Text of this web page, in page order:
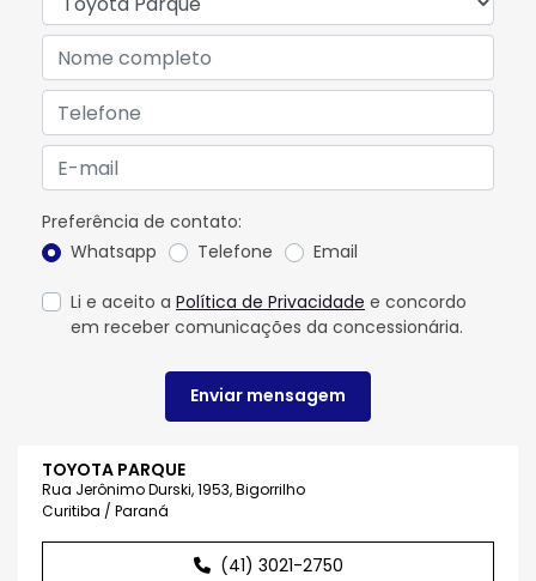
TOYOTA PARQUE
Rua Jerônimo Durski, 1953, Bigorrilho
Curitiba / Paraná
(41) 3021-2750
Preferência de contato:
Whatsapp
Telefone Email
Li e aceito a Política de Privacidade e concordo
em receber comunicações da concessionária.
Enviar mensagem